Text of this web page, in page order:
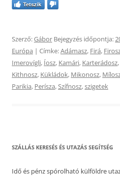
Tetszik
Szerző:Gábor Bejegyzés időpontja:
Európa | Címke:Adámasz, Firá,
Imerovígli, Íosz, Kamári, Karterádosz,
Kithnosz, Kükládok, Mikonosz,
Parikia, Perísza,Szífnosz,szigetek
SZÁLLÁS KERESÉS ÉS UTAZÁS SEGÍTSÉG
Idő és pénz spórolható külföldre